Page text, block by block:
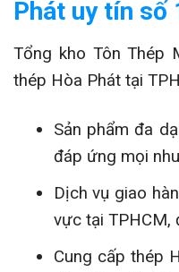
Phát uy tín số
Tổng kho Tôn Thép
thép Hòa Phát tại
Sản phẩm đa
đáp ứng mọi
Dịch vụ giao
vực tại TPHCM,
Cung cấp thép